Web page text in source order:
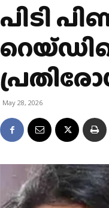
പിടി
May 28, 2026